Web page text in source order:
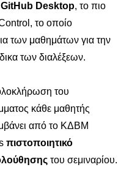
GitHub Desktop, το πιο
το οποίο
των μαθημάτων για την
των διαλέξεων.
του
κάθε μαθητής
από το ΚΔΒΜ
πιστοποιητικό
του σεμιναρίου.